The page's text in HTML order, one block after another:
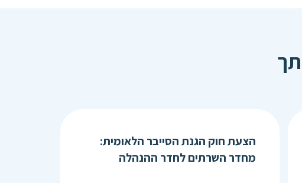
הצעת חוק הגנת הסייבר הלאומית:
מחדר השרתים לחדר ההנהלה